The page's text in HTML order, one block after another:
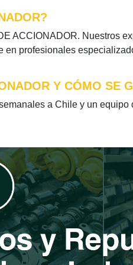
ACCIONADOR. Nuestros
en profesionales
Y CÓMO SE
a Chile y un